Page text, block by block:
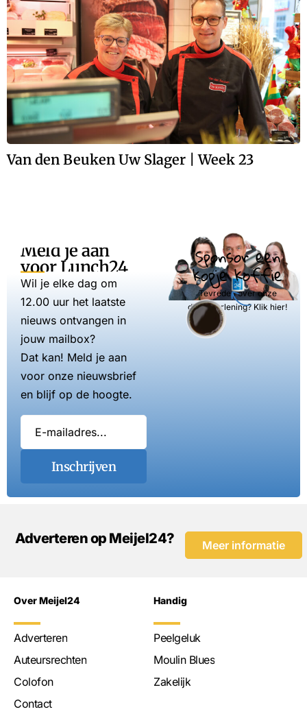
Van den Beuken Uw Slager | Week 23
Meld je aan
voor Lunch24
Wil je elke dag om
12.00 uur het laatste
nieuws ontvangen in
jouw mailbox?
Dat kan! Meld je aan
voor onze nieuwsbrief
en blijf op de hoogte.
Inschrijven
Sponsor een
kopje koffie
Tevreden over onze
dienstverlening? Klik hier!
Adverteren op Meijel24? Meer informatie
Over Meijel24
Adverteren
Auteursrechten
Colofon
Contact
Handig
Peelgeluk
Moulin Blues
Zakelijk